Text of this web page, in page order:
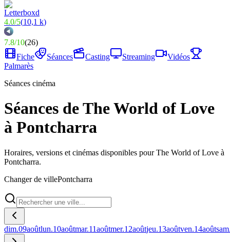
4.0/5(10,1 k)
7.8/10(26)
Fiche
Séances Casting Streaming
Vidéos
Palmarès
Séances cinéma
Séances de The World of Love
à Pontcharra
Horaires, versions et cinémas disponibles pour The World of Love à
Pontcharra.
Changer de villePontcharra
dim.09aoûtlun.10aoûtmar.11aoûtmer.12aoûtjeu.13aoûtven.14août